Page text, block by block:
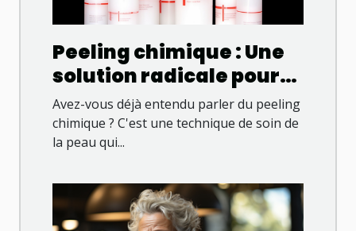
Peeling chimique : Une
solution radicale pour
une peau éclatante
Avez-vous déjà entendu parler du peeling
chimique ? C'est une technique de soin de
la peau qui...